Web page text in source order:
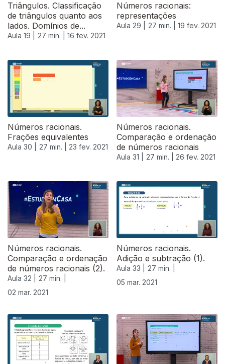
Triângulos. Classificação
de triângulos quanto aos
lados. Domínios de...
Aula 19 | 27 min. | 16 fev. 2021
Números racionais:
representações
Aula 29 | 27 min. | 19 fev. 2021
Números racionais.
Frações equivalentes
Aula 30 | 27 min. | 23 fev. 2021
Números racionais.
Comparação e ordenação
de números racionais
Aula 31 | 27 min. | 26 fev. 2021
Números racionais.
Comparação e ordenação
de números racionais (2).
Aula 32 |
27 min. |
02 mar. 2021
Números racionais.
Adição e subtração (1).
Aula 33 |
27 min. |
05 mar. 2021
530113